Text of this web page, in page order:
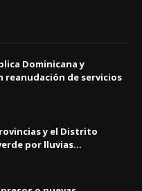
Dominicana y
reanudación de servicios
y el Distrito
por lluvias...